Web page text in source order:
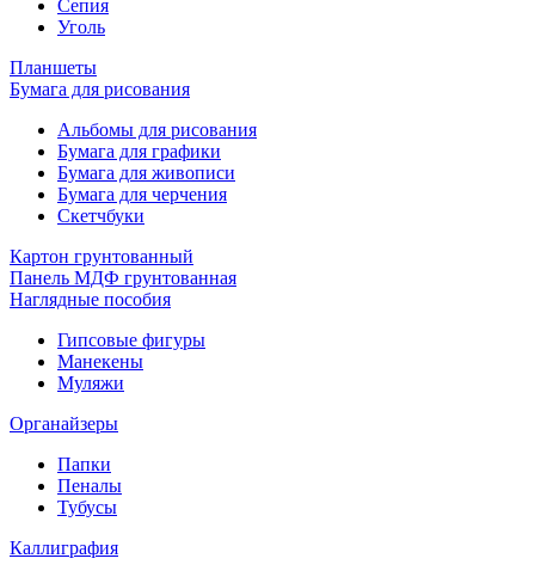
Сепия
Уголь
Планшеты
Бумага для рисования
Альбомы для рисования
Бумага для графики
Бумага для живописи
Бумага для черчения
Скетчбуки
Картон грунтованный
Панель МДФ грунтованная
Наглядные пособия
Гипсовые фигуры
Манекены
Муляжи
Органайзеры
Папки
Пеналы
Тубусы
Каллиграфия